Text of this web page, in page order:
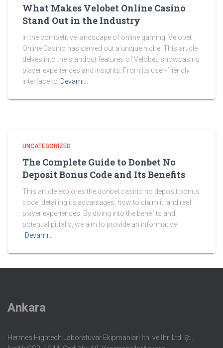
What Makes Velobet Online Casino
Stand Out in the Industry
In the competitive landscape of online gaming, Velobet
Online Casino has carved out a unique niche. This article
delves into the standout features of Velobet, showcasing
player experiences and insights. From its user-friendly
interface to Devamı…
UNCATEGORIZED
The Complete Guide to Donbet No
Deposit Bonus Code and Its Benefits
This article explores the donbet casino no deposit bonus
code, detailing its advantages, how to claim it, and real
player experiences. By diving into the benefits and
potential pitfalls, we aim to provide an informative
Devamı…
Ankara
Hermes Hightech Laboratuvar Ekipmanları İth. ve İhr. Ltd. Şti.